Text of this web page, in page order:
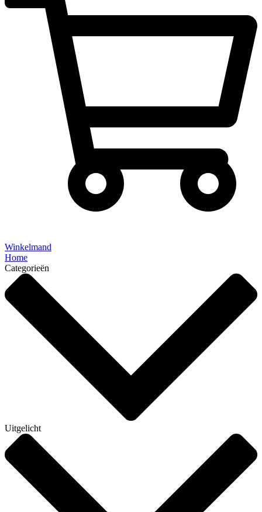
Winkelmand
Home
Categorieën
Uitgelicht